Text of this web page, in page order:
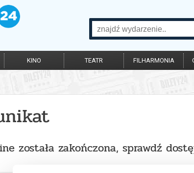
KINO TEATR FILHARMONIA
została zakończona, sprawdź